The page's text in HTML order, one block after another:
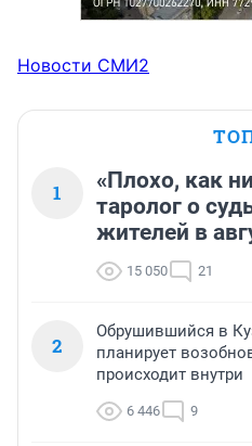
Новости СМИ2
1
«Плохо, как
таролог о
жителей в
15 050 21
2
Обрушившийся в
планирует
происходит внутри
6 446 9